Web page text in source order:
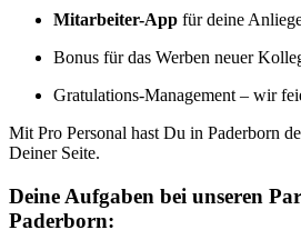
Mitarbeiter-App für deine
Bonus für das Werben neuer
Gratulations-Management – wir
Mit Pro Personal hast Du in Paderborn
Deiner Seite.
Deine Aufgaben bei unseren
Paderborn: